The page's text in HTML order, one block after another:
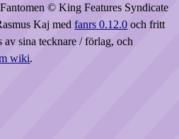
© King Features Syndicate
Kaj medfanrs 0.12.0 och fritt
sina tecknare / förlag, och
wiki.